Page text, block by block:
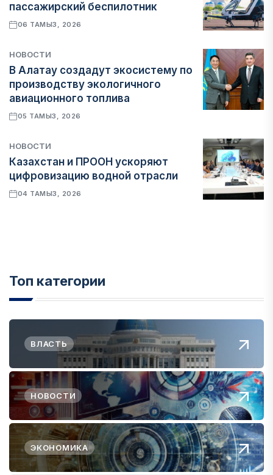
пассажирский беспилотник
06 ТАМЫЗ, 2026
НОВОСТИ
В Алатау создадут экосистему по
производству экологичного
авиационного топлива
05 ТАМЫЗ, 2026
НОВОСТИ
Казахстан и ПРООН ускоряют
цифровизацию водной отрасли
04 ТАМЫЗ, 2026
Топ категории
ВЛАСТЬ
НОВОСТИ
ЭКОНОМИКА